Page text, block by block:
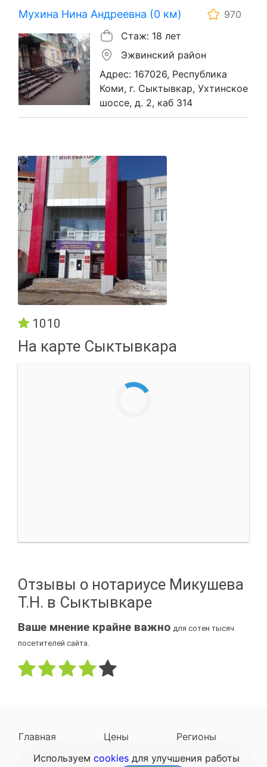
Мухина Нина Андреевна (0 км)
970
Стаж: 18 лет
Эжвинский район
Адрес: 167026, Республика
Коми, г. Сыктывкар, Ухтинское
шоссе, д. 2, каб 314
1010
На карте Сыктывкара
Отзывы о нотариусе Микушева
Т.Н. в Сыктывкаре
Ваше мнение крайне важно для сотен тысяч
посетителей сайта.
Главная Цены
Регионы
Наследодатели
Задать вопрос
Используем cookies для улучшения работы